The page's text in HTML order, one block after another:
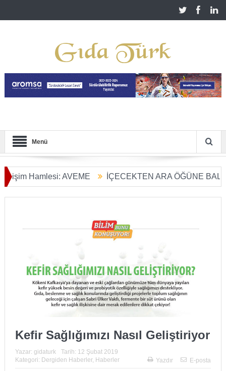
Menü
AVEME İÇECEKTEN ARA ÖĞÜNE BALIN
Dönüşümü Başladı
Kefir Sağlığımızı Nasıl Geliştiriyor
Yazar: gidaturk Tarih: 12 Şubat 2019
Kategori: Dergiden Haberler, Haberler Yazdır E-posta